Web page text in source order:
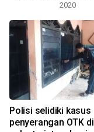
2020
Polisi selidiki kasus
penyerangan OTK di